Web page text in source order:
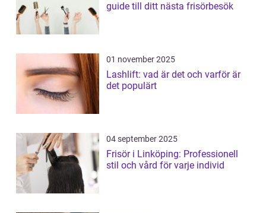
guide till ditt nästa frisörbesök
01 november 2025
Lashlift: vad är det och varför är
det populärt
04 september 2025
Frisör i Linköping: Professionell
stil och vård för varje individ